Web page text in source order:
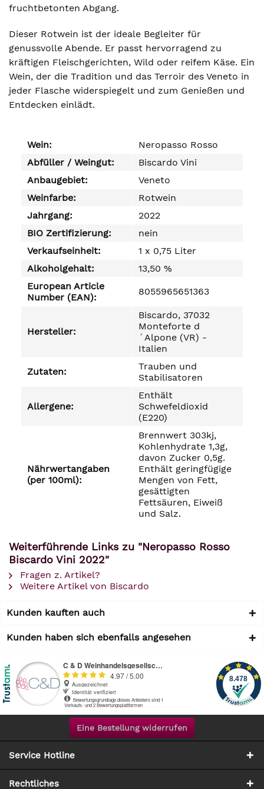
fruchtbetonten Abgang.
Dieser Rotwein ist der ideale Begleiter für
genussvolle Abende. Er passt hervorragend zu
kräftigen Fleischgerichten, Wild oder reifem Käse. Ein
Wein, der die Tradition und das Terroir des Veneto in
jeder Flasche widerspiegelt und zum Genießen und
Entdecken einlädt.
Wein:
Neropasso Rosso
Abfüller / Weingut:
Biscardo Vini
Anbaugebiet:
Veneto
Weinfarbe:
Rotwein
Jahrgang:
2022
BIO Zertifizierung:
nein
Verkaufseinheit:
1 x 0,75 Liter
Alkoholgehalt:
13,50 %
European Article
Number (EAN):
8055965651363
Hersteller:
Biscardo, 37032
Monteforte d
´Alpone (VR) -
Italien
Zutaten:
Trauben und
Stabilisatoren
Allergene:
Enthält
Schwefeldioxid
(E220)
Nährwertangaben
(per 100ml):
Brennwert 303kj,
Kohlenhydrate 1,3g,
davon Zucker 0,5g.
Enthält geringfügige
Mengen von Fett,
gesättigten
Fettsäuren, Eiweiß
und Salz.
Weiterführende Links zu "Neropasso Rosso
Biscardo Vini 2022"
Fragen z. Artikel?
Weitere Artikel von Biscardo
Kunden kauften auch
Kunden haben sich ebenfalls angesehen
Eine Bestellung widerrufen
Service Hotline
Rechtliches